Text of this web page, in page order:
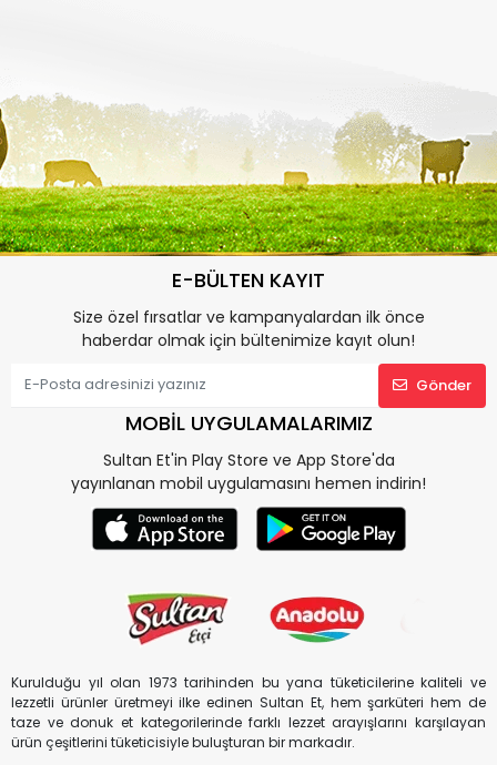
E-BÜLTEN KAYIT
Size özel fırsatlar ve kampanyalardan ilk önce
haberdar olmak için bültenimize kayıt olun!
Gönder
MOBİL UYGULAMALARIMIZ
Sultan Et'in Play Store ve App Store'da
yayınlanan mobil uygulamasını hemen indirin!
Kurulduğu yıl olan 1973 tarihinden bu yana tüketicilerine kaliteli ve
lezzetli ürünler üretmeyi ilke edinen Sultan Et, hem şarküteri hem de
taze ve donuk et kategorilerinde farklı lezzet arayışlarını karşılayan
ürün çeşitlerini tüketicisiyle buluşturan bir markadır.